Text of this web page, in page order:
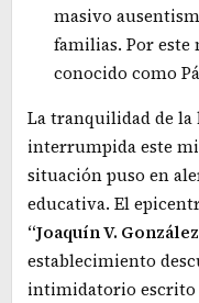
masivo
familias. Por este
conocido como
La tranquilidad de la
interrumpida este
situación puso en
educativa. El
“Joaquín V.
establecimiento
intimidatorio escrito